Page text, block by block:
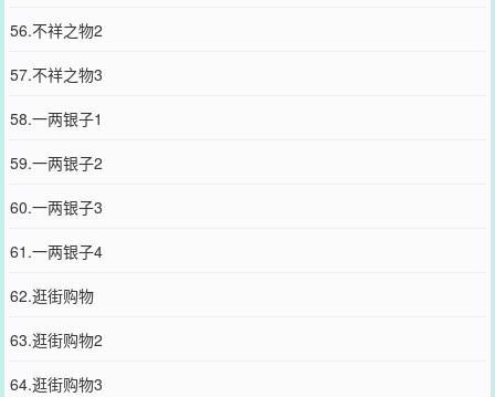
56.不祥之物2
57.不祥之物3
58.一两银子1
59.一两银子2
60.一两银子3
61.一两银子4
62.逛街购物
63.逛街购物2
64.逛街购物3